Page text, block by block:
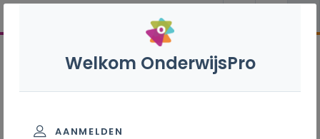
Welkom OnderwijsPro
AANMELDEN